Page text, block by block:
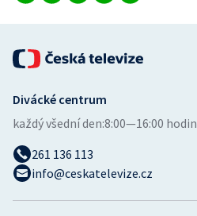
Vodní slalom
Volejbal
Divácké centrum
každý všední den:8:00—16:00 hodin
261 136 113
info@ceskatelevize.cz